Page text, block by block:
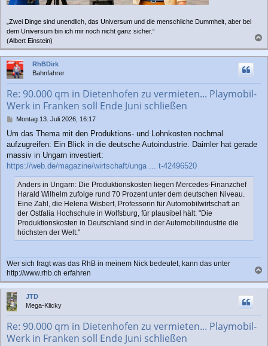
„Zwei Dinge sind unendlich, das Universum und die menschliche Dummheit, aber bei
dem Universum bin ich mir noch nicht ganz sicher.“
(Albert Einstein)
a
c
RhBDirk
Bahnfahrer
Re: 90.000 qm in Dietenhofen zu vermieten... Playmobil-
Werk in Franken soll Ende Juni schließen
B
i
t
r
a
g
Montag 13. Juli 2026, 16:17
Um das Thema mit den Produktions- und Lohnkosten nochmal
aufzugreifen: Ein Blick in die deutsche Autoindustrie. Daimler hat gerade
massiv in Ungarn investiert:
https://web.de/magazine/wirtschaft/unga ... t-42496520
Anders in Ungarn: Die Produktionskosten liegen Mercedes-Finanzchef
Harald Wilhelm zufolge rund 70 Prozent unter dem deutschen Niveau.
Eine Zahl, die Helena Wisbert, Professorin für Automobilwirtschaft an
der Ostfalia Hochschule in Wolfsburg, für plausibel hält: "Die
Produktionskosten in Deutschland sind in der Automobilindustrie die
höchsten der Welt."
Wer sich fragt was das RhB in meinem Nick bedeutet, kann das unter
http://www.rhb.ch erfahren
a
c
JTD
Mega-Klicky
Re: 90.000 qm in Dietenhofen zu vermieten... Playmobil-
Werk in Franken soll Ende Juni schließen